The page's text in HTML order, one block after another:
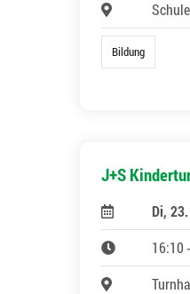
Bildung
J+S
Di,
16:10